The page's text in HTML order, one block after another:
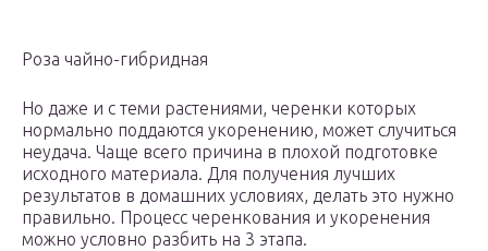
Роза чайно-гибридная
Но даже и с теми растениями, черенки которых
нормально поддаются укоренению, может случиться
неудача. Чаще всего причина в плохой подготовке
исходного материала. Для получения лучших
результатов в домашних условиях, делать это нужно
правильно. Процесс черенкования и укоренения
можно условно разбить на 3 этапа.